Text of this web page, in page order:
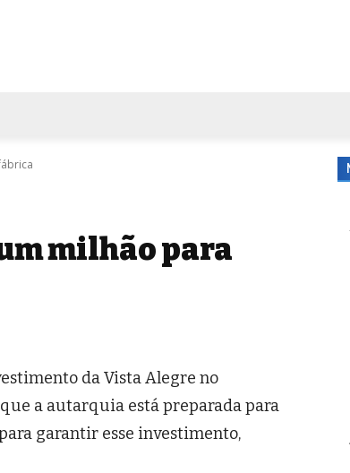
milhão para
da Vista Alegre no
a autarquia está preparada para
garantir esse investimento,